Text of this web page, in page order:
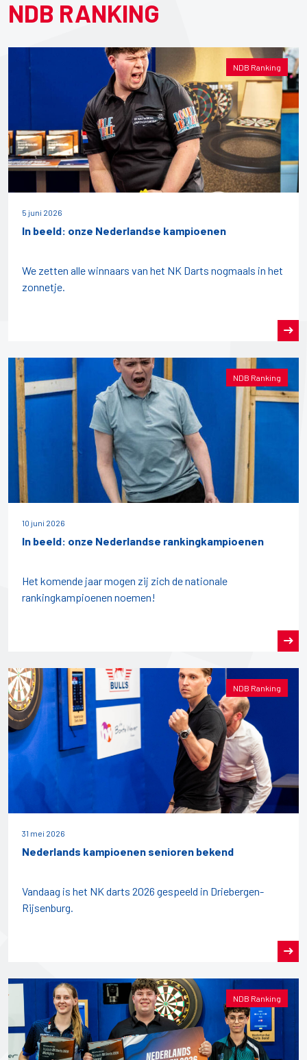
NDB RANKING
NDB Ranking
5 juni 2026
In beeld: onze Nederlandse kampioenen
We zetten alle winnaars van het NK Darts nogmaals in het
zonnetje.
NDB Ranking
10 juni 2026
In beeld: onze Nederlandse rankingkampioenen
Het komende jaar mogen zij zich de nationale
rankingkampioenen noemen!
NDB Ranking
31 mei 2026
Nederlands kampioenen senioren bekend
Vandaag is het NK darts 2026 gespeeld in Driebergen-
Rijsenburg.
NDB Ranking